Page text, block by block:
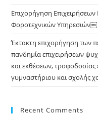
Επιχορήγηση
Φοροτεχνικών Υπηρεσιών￼
Έκτακτη επιχορήγηση των
πανδημία επιχειρήσεων
και εκθέσεων,
γυμναστήριου και σχολής
Recent Comments